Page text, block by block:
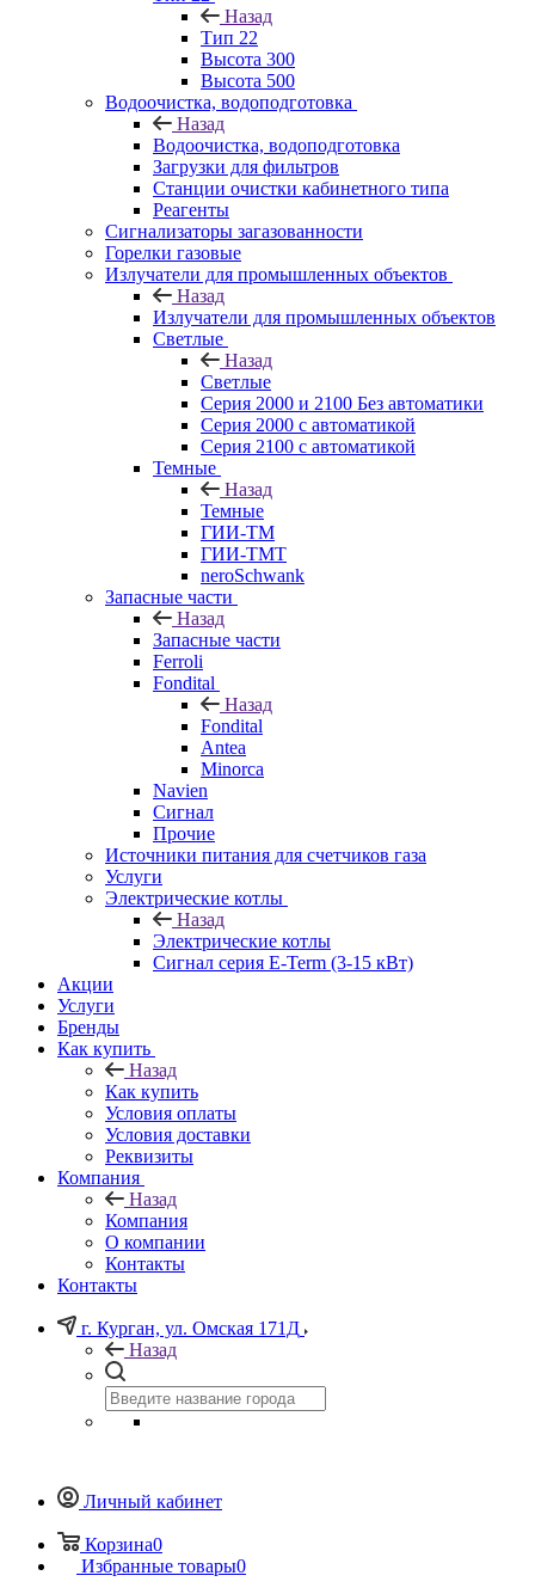
Назад
Тип 22
Высота 300
Высота 500
Водоочистка, водоподготовка
Назад
Водоочистка, водоподготовка
Загрузки для фильтров
Станции очистки кабинетного типа
Реагенты
Сигнализаторы загазованности
Горелки газовые
Излучатели для промышленных объектов
Назад
Излучатели для промышленных объектов
Светлые
Назад
Светлые
Серия 2000 и 2100 Без автоматики
Серия 2000 с автоматикой
Серия 2100 с автоматикой
Темные
Назад
Темные
ГИИ-ТМ
ГИИ-ТМТ
neroSchwank
Запасные части
Назад
Запасные части
Ferroli
Fondital
Назад
Fondital
Antea
Minorca
Navien
Сигнал
Прочие
Источники питания для счетчиков газа
Услуги
Электрические котлы
Назад
Электрические котлы
Сигнал серия E-Term (3-15 кВт)
Акции
Услуги
Бренды
Как купить
Назад
Как купить
Условия оплаты
Условия доставки
Реквизиты
Компания
Назад
Компания
О компании
Контакты
Контакты
г. Курган, ул. Омская 171Д
Назад
Личный кабинет
Корзина0
Избранные товары0